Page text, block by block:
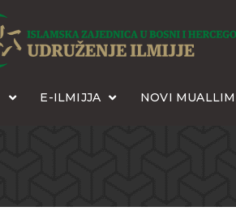
E-ILMIJJA NOVI MUALLIM